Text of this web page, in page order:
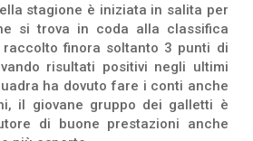
stagione è iniziata in salita per
si trova in coda alla classifica
raccolto finora soltanto 3 punti di
risultati positivi negli ultimi
ha dovuto fare i conti anche
il giovane gruppo dei galletti è
di buone prestazioni anche